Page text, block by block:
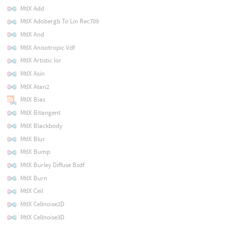
MtlX Add
MtlX Adobergb To Lin Rec709
MtlX And
MtlX Anisotropic Vdf
MtlX Artistic Ior
MtlX Asin
MtlX Atan2
MtlX Bias
MtlX Bitangent
MtlX Blackbody
MtlX Blur
MtlX Bump
MtlX Burley Diffuse Bsdf
MtlX Burn
MtlX Ceil
MtlX Cellnoise2D
MtlX Cellnoise3D